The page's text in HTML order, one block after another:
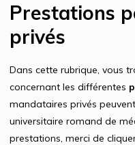
Prestations
privés
Dans cette rubrique, vous
concernant les différentes
mandataires privés
universitaire romand de
prestations, merci de